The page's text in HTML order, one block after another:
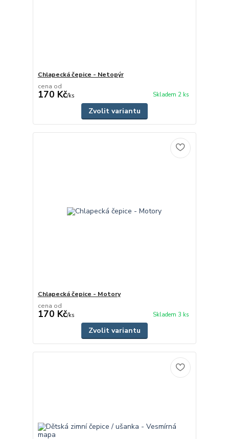
Chlapecká čepice - Netopýr
cena od
170 Kč/ks Skladem 2 ks
Zvolit variantu
Chlapecká čepice - Motory
cena od
170 Kč/ks Skladem 3 ks
Zvolit variantu